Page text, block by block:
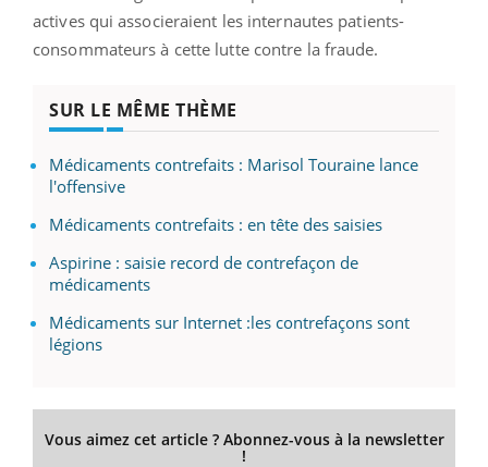
actives qui associeraient les internautes patients-
consommateurs à cette lutte contre la fraude.
SUR LE MÊME THÈME
Médicaments contrefaits : Marisol Touraine lance
l'offensive
Médicaments contrefaits : en tête des saisies
Aspirine : saisie record de contrefaçon de
médicaments
Médicaments sur Internet :les contrefaçons sont
légions
Vous aimez cet article ? Abonnez-vous à la newsletter
!